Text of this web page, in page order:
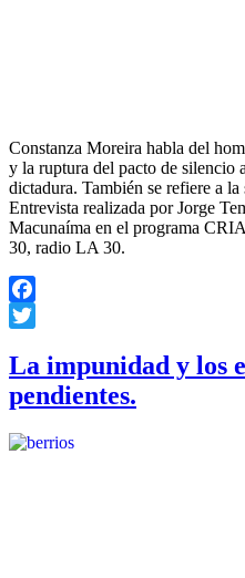
Constanza Moreira habla del
y la ruptura del pacto de silencio
dictadura. También se refiere a
Entrevista realizada por Jorge
Macunaíma en el programa
30, radio LA 30.
Facebook
La impunidad y los
pendientes.